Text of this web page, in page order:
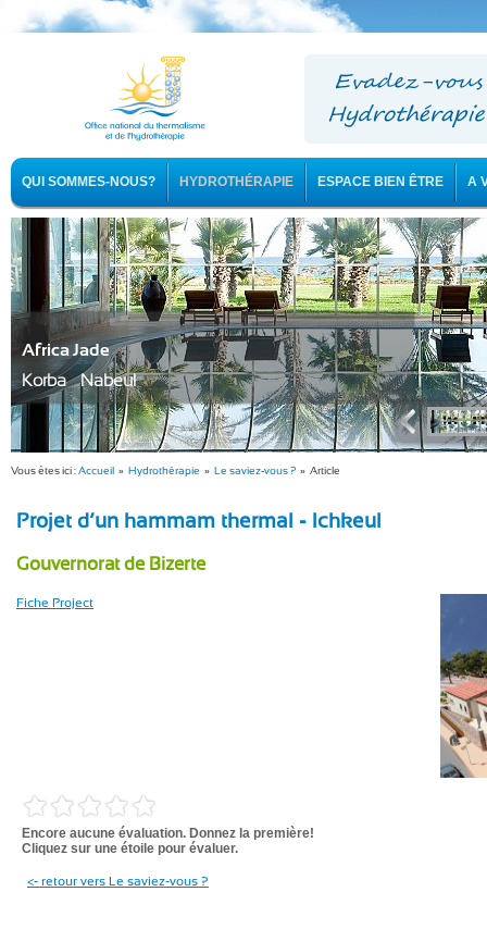
QUI SOMMES-NOUS? HYDROTHÉRAPIE ESPACE BIEN ÊTRE A
Africa Jade
Korba - Nabeul
Vous êtes ici :Accueil » Hydrothérapie » Le saviez-vous ? » Article
Projet d’un hammam thermal - Ichkeul
Gouvernorat de Bizerte
Fiche Project
Encore aucune évaluation. Donnez la première!
Cliquez sur une étoile pour évaluer.
<- retour vers Le saviez-vous ?